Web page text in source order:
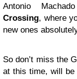
Antonio
Crossing, where
new ones
So don’t miss the
at this time, will be